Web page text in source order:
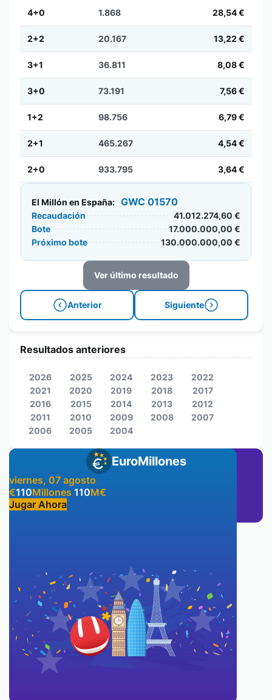
4+0 1.868 28,54 €
2+2 20.167 13,22 €
3+1 36.811 8,08 €
3+0 73.191 7,56 €
1+2 98.756 6,79 €
2+1 465.267 4,54 €
2+0 933.795 3,64 €
El Millón en España: GWC 01570
Recaudación
41.012.274,60 €
Bote
17.000.000,00 €
Próximo bote
130.000.000,00 €
Ver último resultado
Anterior Siguiente
EuroMillones
viernes, 07 agosto
€110Millones 110M€
Jugar Ahora
Resultados anteriores
2026 2025 2024 2023
2022
2021
2020 2019 2018
2017
2016
2015 2014 2013
2012
2011
2010 2009 2008
2007
2006
2005 2004